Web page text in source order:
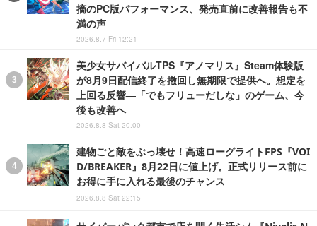
摘のPC版パフォーマンス、発売直前に改善報告も不
満の声
2026.8.7 Fri 12:21
美少女サバイバルTPS『アノマリス』Steam体験版
が8月9日配信終了を撤回し無期限で提供へ。想定を
上回る反響―「でもフリューだしな」のゲーム、今
後も改善へ
2026.8.8 Sat 20:00
建物ごと敵をぶっ壊せ！高速ローグライトFPS『VOI
D/BREAKER』8月22日に値上げ。正式リリース前に
お得に手に入れる最後のチャンス
2026.8.8 Sat 22:15